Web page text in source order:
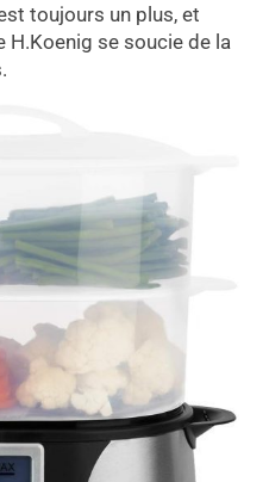
toujours un plus, et
H.Koenig se soucie de la